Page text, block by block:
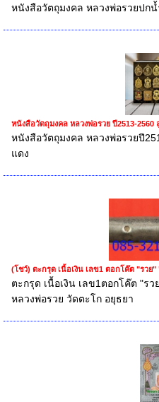
หนังสือวัตถุมงคล หลวงพ่อรวยปก
หนังสือวัตถุมงคล หลวงพ่อรวย ปี2513-2560
หนังสือวัตถุมงคล หลวงพ่อรวยปี
แดง
(โชว์) ตะกรุด เนื้อเงิน เลข1 ตอกโค๊ต "รวย
ตะกรุด เนื้อเงิน เลข1ตอกโค๊ต "ร
หลวงพ่อรวย วัดตะโก อยุธยา